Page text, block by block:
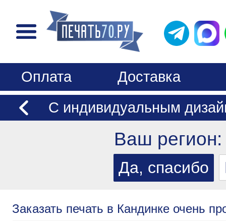
Оплата
Доставка
С индивидуальным
Ваш
Заказать печать в Кандинке очень